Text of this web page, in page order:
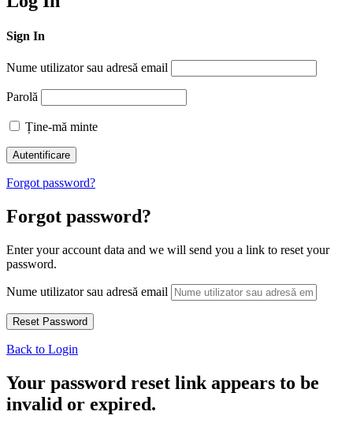
Sign In
Nume utilizator sau adresă email
Parolă
Ține-mă minte
Forgot password?
Forgot password?
Enter your account data and we will send you a link to reset your
password.
Nume utilizator sau adresă email
Back to Login
Your password reset link appears to be
invalid or expired.